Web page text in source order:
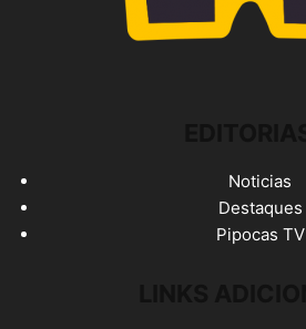
Noticias
Destaques
Pipocas TV